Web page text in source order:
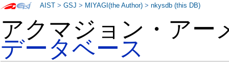
アクマジョン・ア
データベース
AIST >GSJ > MIYAGI(the Author) >nkysdb (this DB)